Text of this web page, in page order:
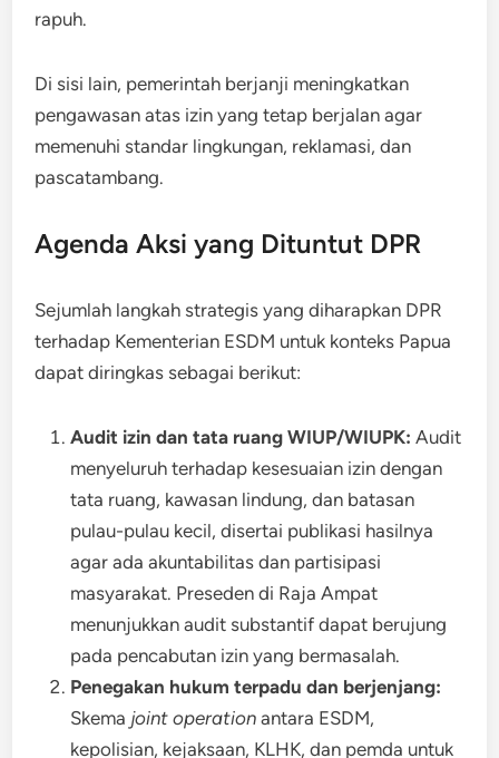
rapuh.
Di sisi lain, pemerintah berjanji meningkatkan
pengawasan atas izin yang tetap berjalan agar
memenuhi standar lingkungan, reklamasi, dan
pascatambang.
Agenda Aksi yang Dituntut DPR
Sejumlah langkah strategis yang diharapkan DPR
terhadap Kementerian ESDM untuk konteks Papua
dapat diringkas sebagai berikut:
Audit izin dan tata ruang WIUP/WIUPK:Audit
menyeluruh terhadap kesesuaian izin dengan
tata ruang, kawasan lindung, dan batasan
pulau-pulau kecil, disertai publikasi hasilnya
agar ada akuntabilitas dan partisipasi
masyarakat. Preseden di Raja Ampat
menunjukkan audit substantif dapat berujung
pada pencabutan izin yang bermasalah.
Penegakan hukum terpadu dan berjenjang:
Skema joint operation antara ESDM,
kepolisian, kejaksaan, KLHK, dan pemda untuk